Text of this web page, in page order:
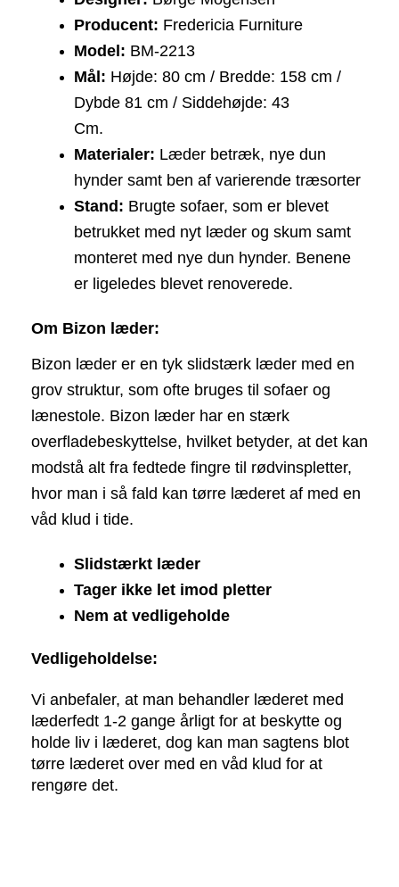
Producent: Fredericia Furniture
Model: BM-2213
Mål: Højde: 80 cm / Bredde: 158 cm /
Dybde 81 cm / Siddehøjde: 43
Cm.
Materialer: Læder betræk, nye dun
hynder samt ben af varierende træsorter
Stand: Brugte sofaer, som er blevet
betrukket med nyt læder og skum samt
monteret med nye dun hynder. Benene
er ligeledes blevet renoverede.
Om Bizon læder:
Bizon læder er en tyk slidstærk læder med en
grov struktur, som ofte bruges til sofaer og
lænestole. Bizon læder har en stærk
overfladebeskyttelse, hvilket betyder, at det kan
modstå alt fra fedtede fingre til rødvinspletter,
hvor man i så fald kan tørre læderet af med en
våd klud i tide.
Slidstærkt læder
Tager ikke let imod pletter
Nem at vedligeholde
Vedligeholdelse:
Vi anbefaler, at man behandler læderet med
læderfedt 1-2 gange årligt for at beskytte og
holde liv i læderet, dog kan man sagtens blot
tørre læderet over med en våd klud for at
rengøre det.